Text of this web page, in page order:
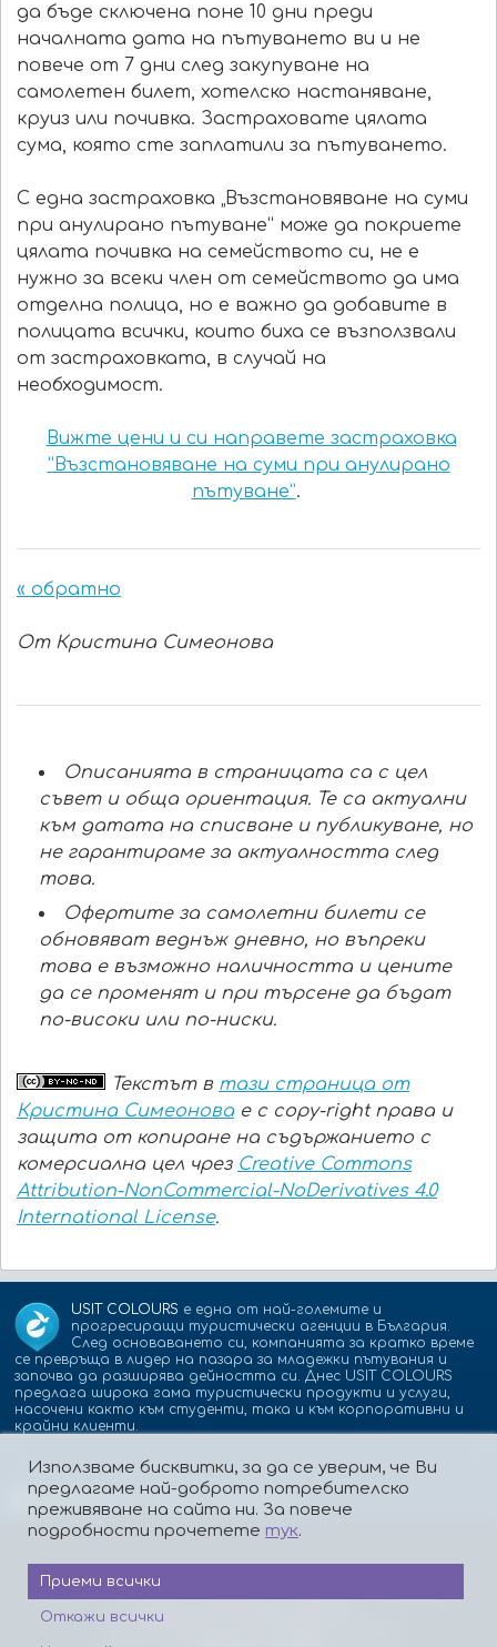
да бъде сключена поне 10 дни преди
началната дата на пътуването ви и не
повече от 7 дни след закупуване на
самолетен билет, хотелско настаняване,
круиз или почивка. Застраховате цялата
сума, която сте заплатили за пътуването.
С една застраховка „Възстановяване на суми
при анулирано пътуване“ може да покриете
цялата почивка на семейството си, не е
нужно за всеки член от семейството да има
отделна полица, но е важно да добавите в
полицата всички, които биха се възползвали
от застраховката, в случай на
необходимост.
Вижте цени и си направете застраховка
“Възстановяване на суми при анулирано
пътуване”.
« обратно
От Кристина Симеонова
Описанията в страницата са с цел
съвет и обща ориентация. Те са актуални
към датата на списване и публикуване, но
не гарантираме за актуалността след
това.
Офертите за самолетни билети се
обновяват веднъж дневно, но въпреки
това е възможно наличността и цените
да се променят и при търсене да бъдат
по-високи или по-ниски.
Текстът в тази страница от
Кристина Симеонова е с copy-right права и
защита от копиране на съдържанието с
комерсиална цел чрез Creative Commons
Attribution-NonCommercial-NoDerivatives 4.0
International License.
USIT COLOURS е една от най-големите и
прогресиращи туристически агенции в България.
След основаването си, компанията за кратко време
се превръща в лидер на пазара за младежки пътувания и
започва да разширява дейността си. Днес USIT COLOURS
предлага широка гама туристически продукти и услуги,
насочени както към студенти, така и към корпоративни и
крайни клиенти.
Партньори: isic.bg dskbank.bg
За нас Контакти
Политика за поверителност
Използваме бисквитки, за да се уверим, че Ви
предлагаме най-доброто потребителско
преживяване на сайта ни. За повече
подробности прочетете тук.
Приеми всички
Откажи всички